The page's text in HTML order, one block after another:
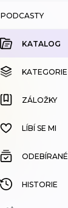
KATALOG
KOUPENÉ
KATEGORIE
ZÁLOŽKY
HISTORIE
PODCASTY
KATALOG
KATEGORIE
ZÁLOŽKY
LÍBÍ SE MI
ODEBÍRANÉ
HISTORIE